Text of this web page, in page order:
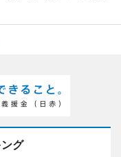
グ